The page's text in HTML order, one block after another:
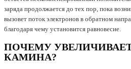
заряда продолжается до тех пор, пока
вызовет поток электронов в обратном
благодаря чему установится равновесие.
ПОЧЕМУ
КАМИНА?